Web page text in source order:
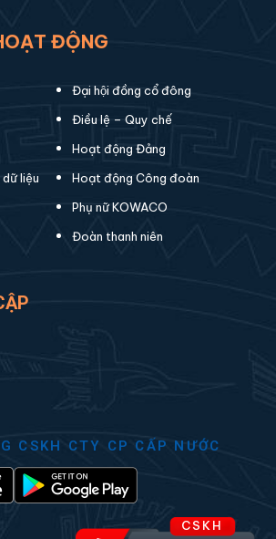
ĐỘNG
liệu
Đại hội đồng cổ đông
Điều lệ – Quy chế
Hoạt động Đảng
Hoạt động Công đoàn
Phụ nữ KOWACO
Đoàn thanh niên
CSKH CTY CP CẤP NƯỚC
CSKH